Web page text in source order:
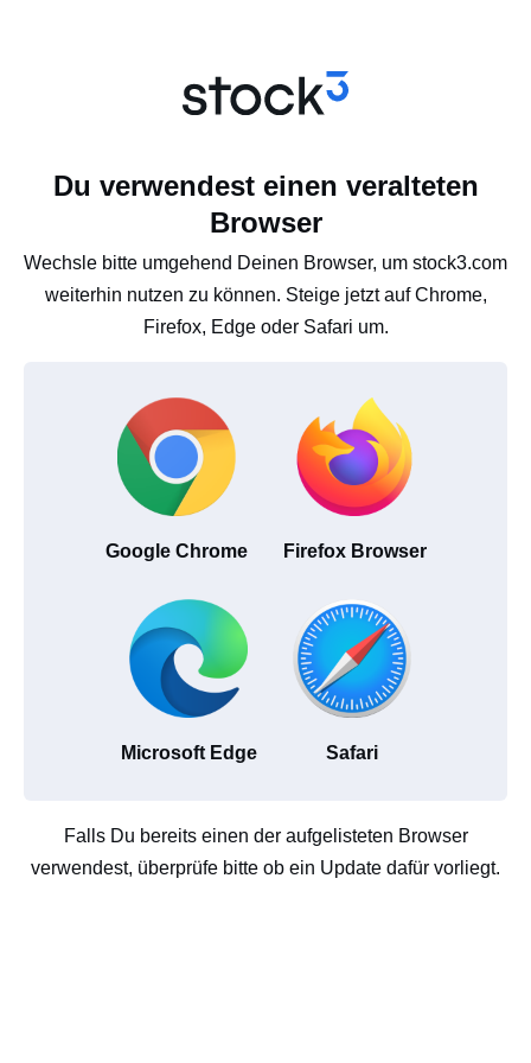
Du verwendest einen veralteten
Browser
Wechsle bitte umgehend Deinen Browser, um stock3.com
weiterhin nutzen zu können. Steige jetzt auf Chrome,
Firefox, Edge oder Safari um.
Google Chrome Firefox Browser
Microsoft Edge Safari
Falls Du bereits einen der aufgelisteten Browser
verwendest, überprüfe bitte ob ein Update dafür vorliegt.